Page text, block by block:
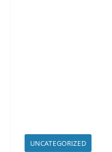
UNCATEGORIZED